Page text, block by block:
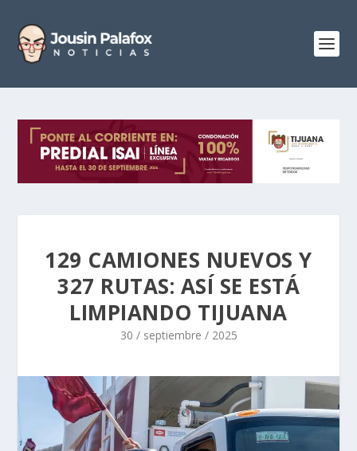
129 CAMIONES NUEVOS Y
327 RUTAS: ASÍ SE ESTÁ
LIMPIANDO TIJUANA
30 / septiembre / 2025